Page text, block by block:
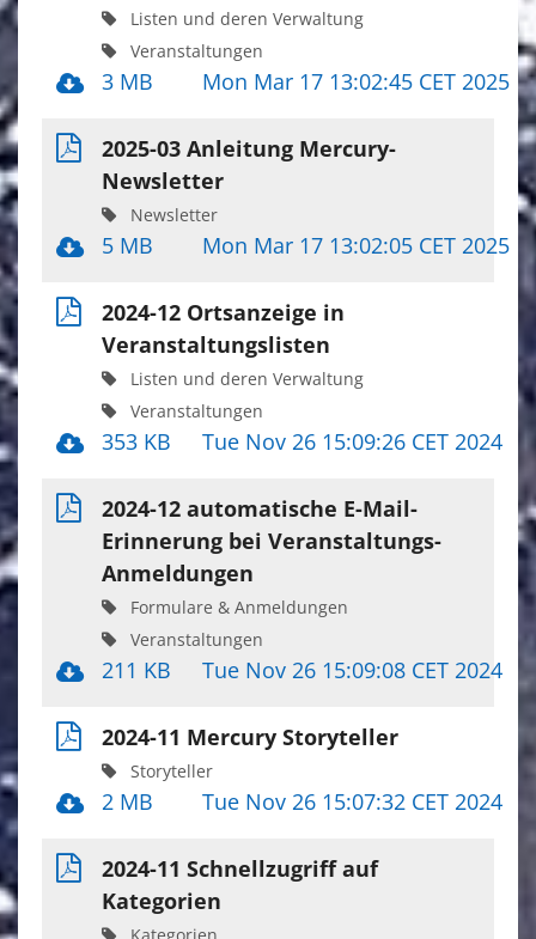
Listen und deren Verwaltung
Veranstaltungen
3 MB Mon Mar 17 13:02:45 CET 2025
2025-03 Anleitung Mercury-
Newsletter
Newsletter
5 MB Mon Mar 17 13:02:05 CET 2025
2024-12 Ortsanzeige in
Veranstaltungslisten
Listen und deren Verwaltung
Veranstaltungen
353 KB Tue Nov 26 15:09:26 CET 2024
2024-12 automatische E-Mail-
Erinnerung bei Veranstaltungs-
Anmeldungen
Formulare & Anmeldungen
Veranstaltungen
211 KB Tue Nov 26 15:09:08 CET 2024
2024-11 Mercury Storyteller
Storyteller
2 MB Tue Nov 26 15:07:32 CET 2024
2024-11 Schnellzugriff auf
Kategorien